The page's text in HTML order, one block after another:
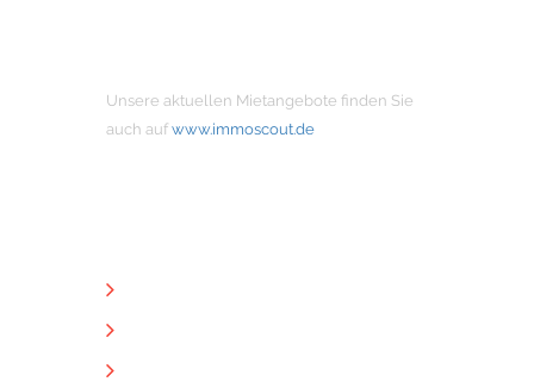
Unsere aktuellen Mietangebote finden Sie
auch auf www.immoscout.de